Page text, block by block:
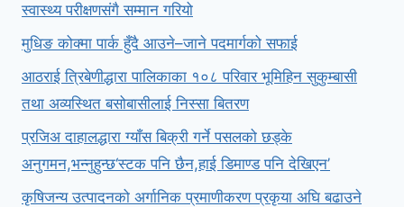
स्वास्थ्य परीक्षणसंगै सम्मान गरियो
मुधिङ कोक्मा पार्क हुँदै आउने–जाने पदमार्गको सफाई
आठराई त्रिबेणीद्धारा पालिकाका १०८ परिवार भूमिहिन सुकुम्बासी
तथा अव्यस्थित बसोबासीलाई निस्सा बितरण
प्रजिअ दाहालद्धारा ग्याँस बिक्री गर्ने पसलको छड्के
अनुगमन,भन्नुहुन्छ‘स्टक पनि छैन,हाई डिमाण्ड पनि देखिएन’
कृषिजन्य उत्पादनको अर्गानिक प्रमाणीकरण प्रकृया अघि बढाउने